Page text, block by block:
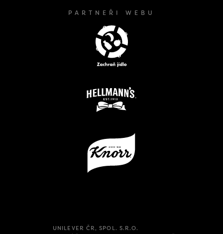
PARTNEŘI WEBU
UNILEVER ČR, SPOL. S.R.O.